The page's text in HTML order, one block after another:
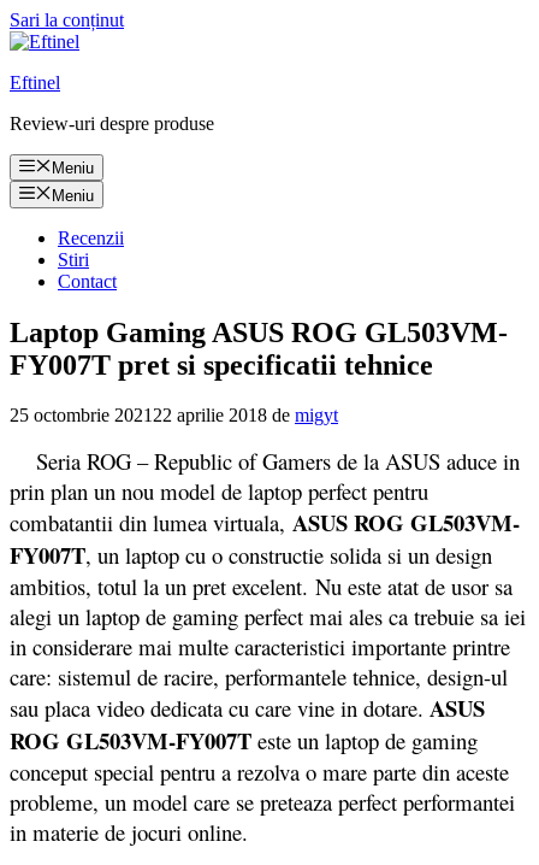
Sari la conținut
Eftinel
Review-uri despre produse
Meniu
Meniu
Recenzii
Stiri
Contact
Laptop Gaming ASUS ROG GL503VM-
FY007T pret si specificatii tehnice
25 octombrie 202122 aprilie 2018 de migyt
Seria ROG – Republic of Gamers de la ASUS aduce in
prin plan un nou model de laptop perfect pentru
combatantii din lumea virtuala, ASUS ROG GL503VM-
FY007T, un laptop cu o constructie solida si un design
ambitios, totul la un pret excelent. Nu este atat de usor sa
alegi un laptop de gaming perfect mai ales ca trebuie sa iei
in considerare mai multe caracteristici importante printre
care: sistemul de racire, performantele tehnice, design-ul
sau placa video dedicata cu care vine in dotare. ASUS
ROG GL503VM-FY007T este un laptop de gaming
conceput special pentru a rezolva o mare parte din aceste
probleme, un model care se preteaza perfect performantei
in materie de jocuri online.